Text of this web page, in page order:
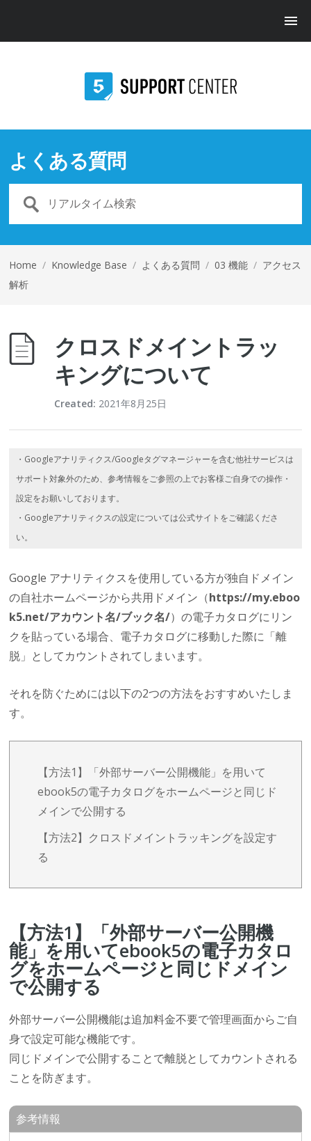
よくある質問
Home / Knowledge Base / よくある質問 / 03 機能 / アクセス
解析
クロスドメイントラッ
キングについて
Created: 2021年8月25日
・Googleアナリティクス/Googleタグマネージャーを含む他社サービスは
サポート対象外のため、参考情報をご参照の上でお客様ご自身での操作・
設定をお願いしております。
・Googleアナリティクスの設定については公式サイトをご確認くださ
い。
Google アナリティクスを使用している方が独自ドメイン
の自社ホームページから共用ドメイン（https://my.eboo
k5.net/アカウント名/ブック名/）の電子カタログにリン
クを貼っている場合、電子カタログに移動した際に「離
脱」としてカウントされてしまいます。
それを防ぐためには以下の2つの方法をおすすめいたしま
す。
【方法1】「外部サーバー公開機能」を用いて
ebook5の電子カタログをホームページと同じド
メインで公開する
【方法2】クロスドメイントラッキングを設定す
る
【方法1】「外部サーバー公開機
能」を用いてebook5の電子カタロ
グをホームページと同じドメイン
で公開する
外部サーバー公開機能は追加料金不要で管理画面からご自
身で設定可能な機能です。
同じドメインで公開することで離脱としてカウントされる
ことを防ぎます。
参考情報